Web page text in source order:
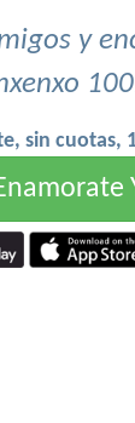
y
sin cuotas,